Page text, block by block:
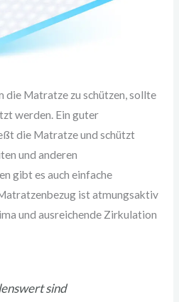
die Matratze zu schützen, sollte
werden. Ein guter
die Matratze und schützt
und anderen
gibt es auch einfache
ist atmungsaktiv
und ausreichende Zirkulation
sind